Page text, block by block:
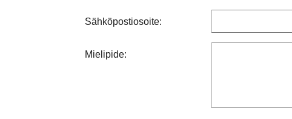
Sähköpostiosoite:
Mielipide: